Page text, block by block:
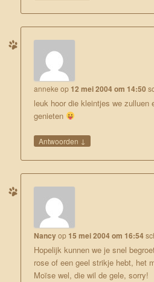
anneke op 12 mei 2004 om 14:50
leuk hoor die kleintjes we zulluen
genieten
Antwoorden ↓
Nancyop 15 mei 2004 om 16:54
Hopelijk kunnen we je snel
rose of een geel strikje hebt, het
Moïse wel, die wil de gele, sorry!